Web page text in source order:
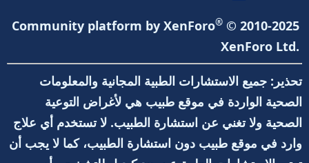
S
Community platform by XenForo® © 2010-2025
XenForo Ltd.
تحذير: جميع الاستشارات الطبية المجانية والمعلومات
الصحية الواردة في موقع طبيب هي لأغراض التوعية
الصحية ولا تغني عن استشارة الطبيب. لا تستخدم أي علاج
وارد في موقع طبيب دون استشارة الطبيب، كما لا يجب أن